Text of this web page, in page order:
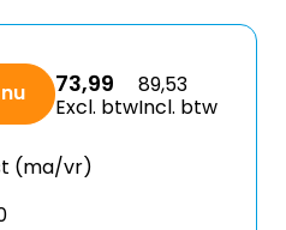
73,99
Excl. btw
89,53
Incl. btw
(ma/vr)